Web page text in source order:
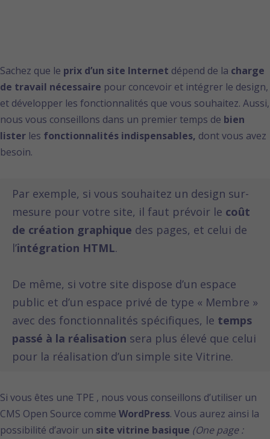
Sachez que le prix d’un site Internet dépend de la charge
de travail nécessaire pour concevoir et intégrer le design,
et développer les fonctionnalités que vous souhaitez. Aussi,
nous vous conseillons dans un premier temps de bien
lister les fonctionnalités indispensables, dont vous avez
besoin.
Par exemple, si vous souhaitez un design sur-
mesure pour votre site, il faut prévoir le coût
de création graphique des pages, et celui de
l’intégration HTML.
De même, si votre site dispose d’un espace
public et d’un espace privé de type « Membre »
avec des fonctionnalités spécifiques, le temps
passé à la réalisation sera plus élevé que celui
pour la réalisation d’un simple site Vitrine.
Si vous êtes une TPE , nous vous conseillons d’utiliser un
CMS Open Source comme WordPress. Vous aurez ainsi la
possibilité d’avoir un site vitrine basique (One page :